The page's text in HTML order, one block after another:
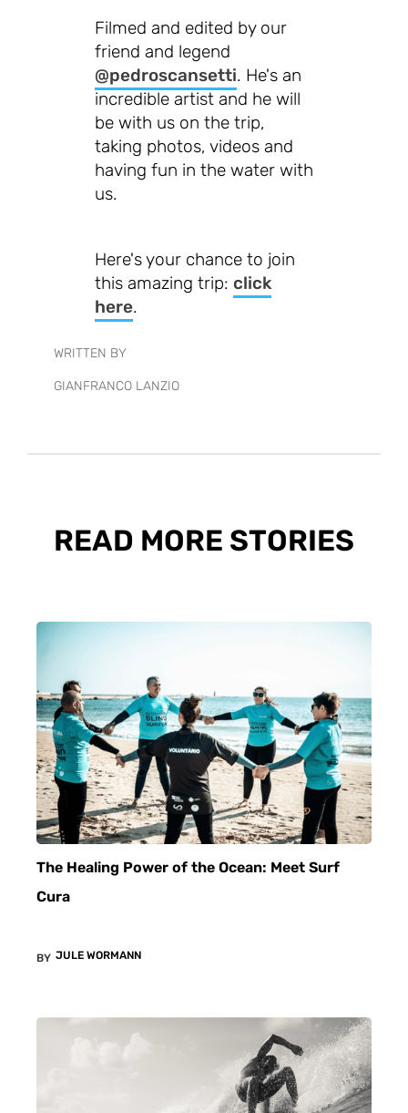
Filmed and edited by our
friend and legend
@pedroscansetti. He's an
incredible artist and he will
be with us on the trip,
taking photos, videos and
having fun in the water with
us.
Here's your chance to join
this amazing trip: click
here.
WRITTEN BY
GIANFRANCO LANZIO
READ MORE STORIES
The Healing Power of the Ocean: Meet Surf
Cura
BY JULE WORMANN